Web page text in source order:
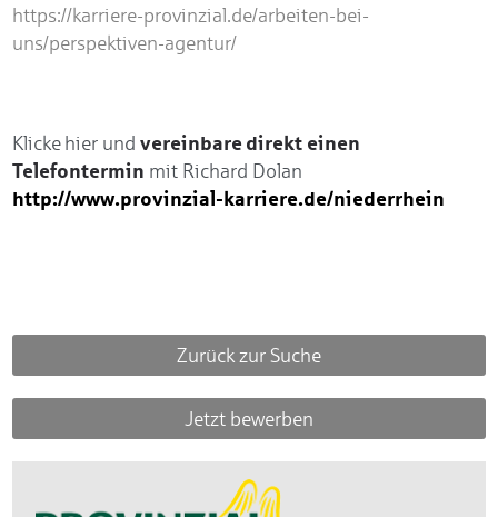
https://karriere-provinzial.de/arbeiten-bei-
uns/perspektiven-agentur/
Klicke hier undvereinbare direkt einen
Telefontermin mit Richard Dolan
http://www.provinzial-karriere.de/niederrhein
Zurück zur Suche
Jetzt bewerben